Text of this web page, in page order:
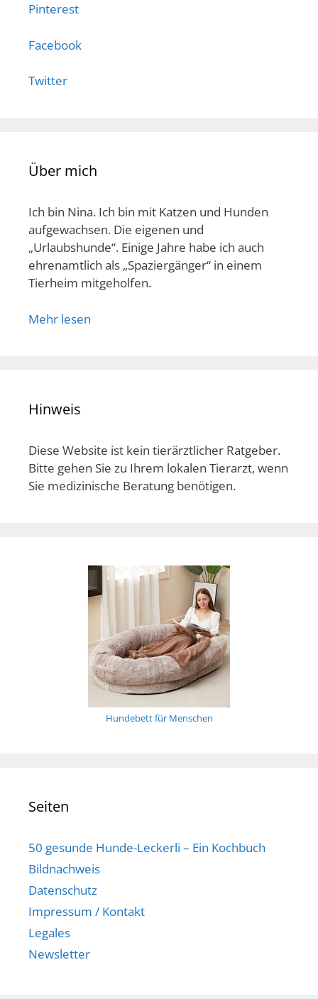
Pinterest
Facebook
Twitter
Über mich
Ich bin Nina. Ich bin mit Katzen und Hunden
aufgewachsen. Die eigenen und
„Urlaubshunde“. Einige Jahre habe ich auch
ehrenamtlich als „Spaziergänger“ in einem
Tierheim mitgeholfen.
Mehr lesen
Hinweis
Diese Website ist kein tierärztlicher Ratgeber.
Bitte gehen Sie zu Ihrem lokalen Tierarzt, wenn
Sie medizinische Beratung benötigen.
Hundebett für Menschen
Seiten
50 gesunde Hunde-Leckerli – Ein Kochbuch
Bildnachweis
Datenschutz
Impressum / Kontakt
Legales
Newsletter